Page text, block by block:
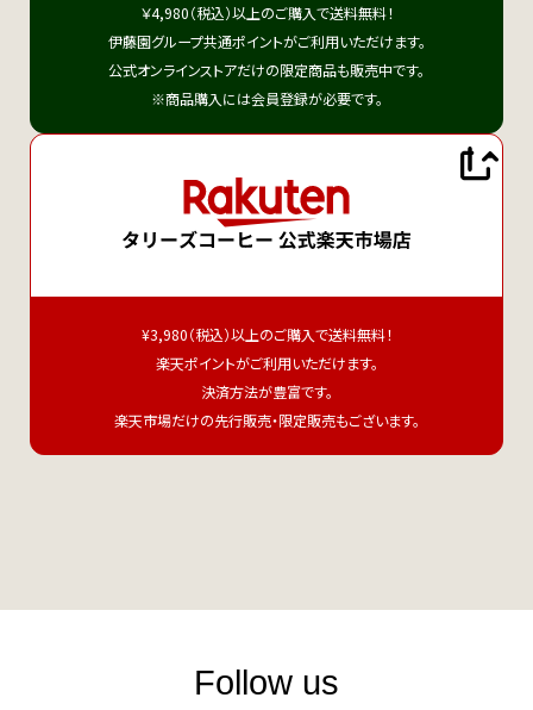
￥4,980（税込）以上のご購入で送料無料！
伊藤園グループ共通ポイントがご利用いただけます。
公式オンラインストアだけの限定商品も販売中です。
※商品購入には会員登録が必要です。
¥3,980（税込）以上のご購入で送料無料！
楽天ポイントがご利用いただけます。
決済方法が豊富です。
楽天市場だけの先行販売・限定販売もございます。
Follow us